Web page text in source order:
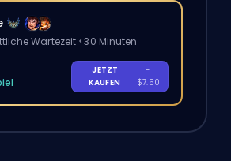
Wartezeit <30 Minuten
JETZT
KAUFEN
-
$7.50